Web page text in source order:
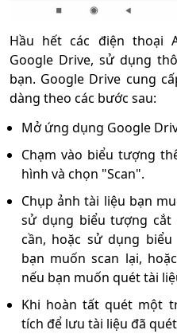
Hầu hết các điện thoại
Google Drive, sử dụng
bạn. Google Drive cung
dàng theo các bước sau:
Mở ứng dụng Google
Chạm vào biểu tượng
hình và chọn "Scan".
Chụp ảnh tài liệu bạn
sử dụng biểu tượng cắt
cần, hoặc sử dụng
bạn muốn scan lại,
nếu bạn muốn quét tài
Khi hoàn tất quét một
tích để lưu tài liệu đã